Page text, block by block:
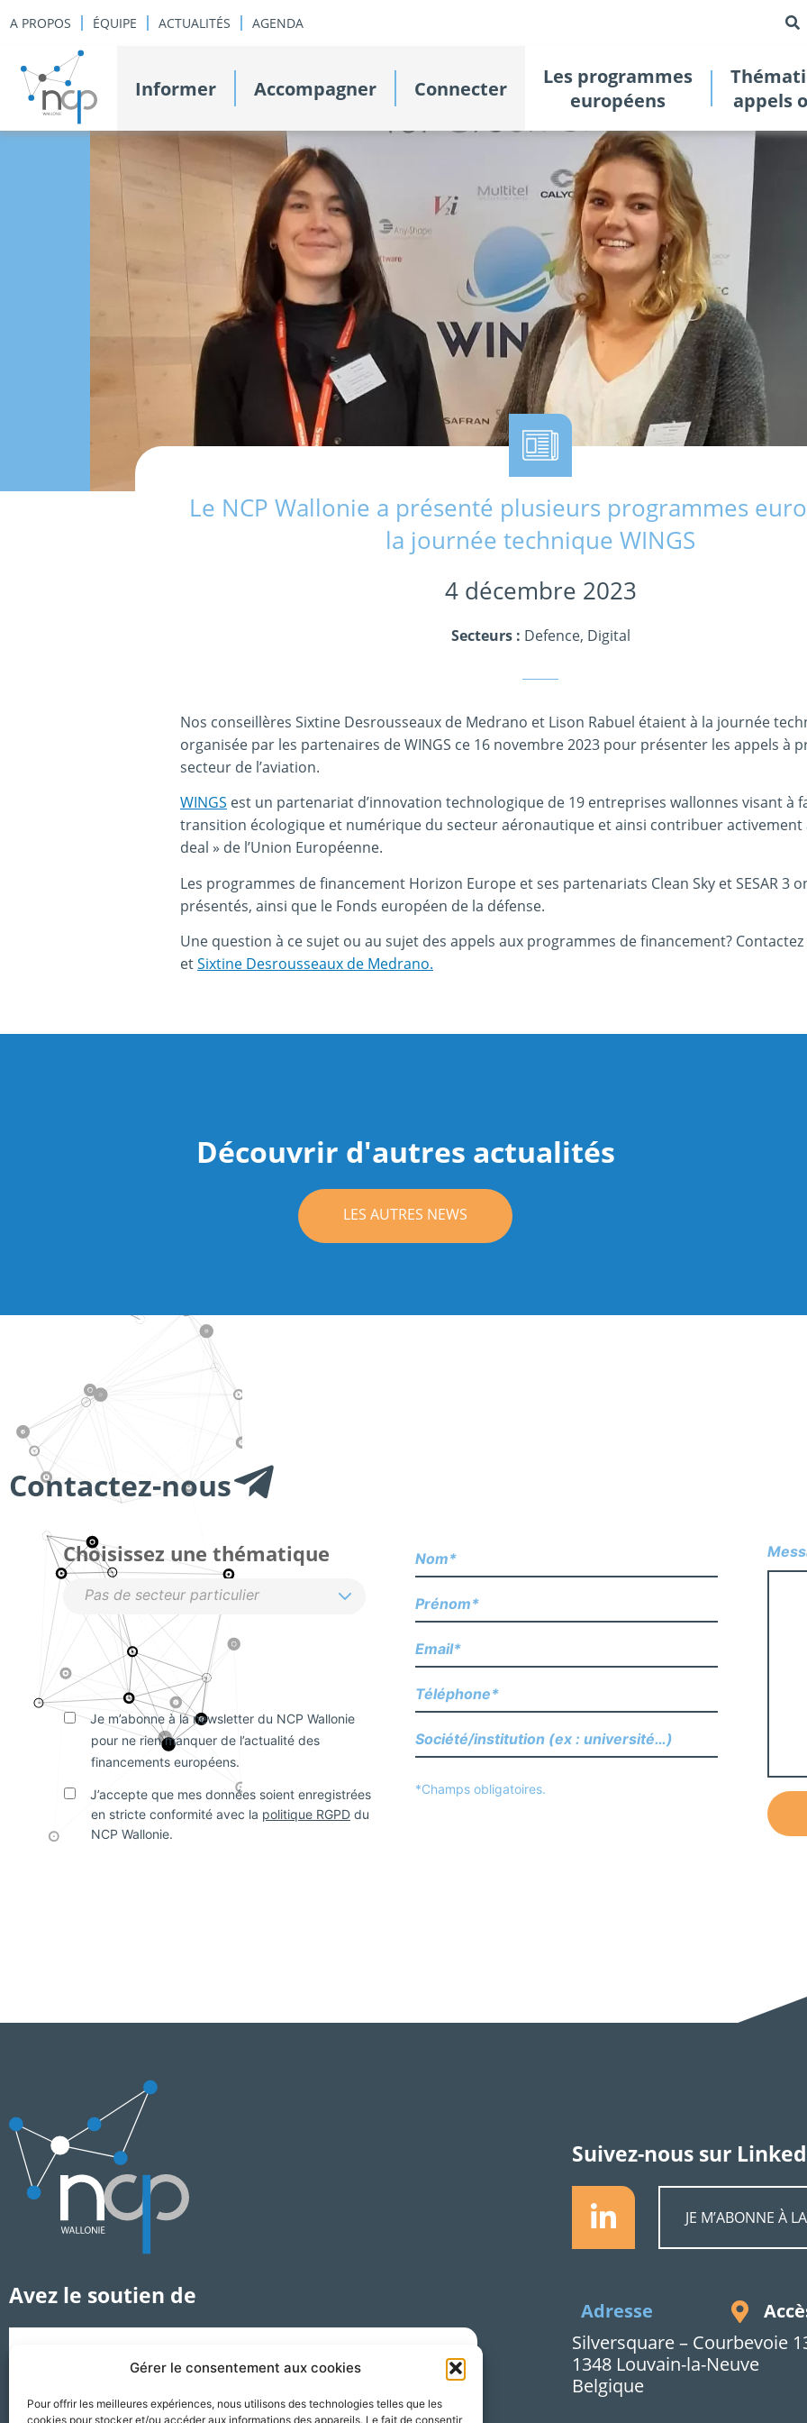
Gérer le consentement aux cookies
Pour offrir les meilleures expériences, nous utilisons des technologies telles que les
cookies pour stocker et/ou accéder aux informations des appareils. Le fait de consentir
A PROPOS ÉQUIPE ACTUALITÉS AGENDA
Informer Accompagner Connecter
Les programmes
européens
appels
Le NCP Wallonie a présenté plusieurs programmes
la journée technique WINGS
4 décembre 2023
Secteurs : Defence, Digital
Nos conseillères Sixtine Desrousseaux de Medrano et Lison Rabuel étaient à la journée
organisée par les partenaires de WINGS ce 16 novembre 2023 pour présenter les appels à
secteur de l’aviation.
WINGS est un partenariat d’innovation technologique de 19 entreprises wallonnes visant à
transition écologique et numérique du secteur aéronautique et ainsi contribuer activement
deal » de l’Union Européenne.
Les programmes de financement Horizon Europe et ses partenariats Clean Sky et SESAR 3
présentés, ainsi que le Fonds européen de la défense.
Une question à ce sujet ou au sujet des appels aux programmes de financement? Contactez
etSixtine Desrousseaux de Medrano.
Découvrir d'autres actualités
LES AUTRES NEWS
Contactez-nous
Choisissez une thématique
*Champs obligatoires.
Je m’abonne à la newsletter du NCP Wallonie
pour ne rien manquer de l’actualité des
financements européens.
J’accepte que mes données soient enregistrées
en stricte conformité avec la politique RGPD du
NCP Wallonie.
Avez le soutien de
Suivez-nous sur
JE M’ABONNE À
Adresse
Silversquare – Courbevoie
1348 Louvain-la-Neuve
Belgique